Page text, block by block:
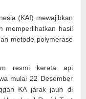
(KAI) mewajibkan
memperlihatkan hasil
metode polymerase
resmi kereta api
mulai 22 Desember
KA jarak jauh di